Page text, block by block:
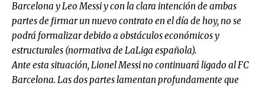
Barcelona y Leo Messi y con la clara intención de ambas
partes de firmar un nuevo contrato en el día de hoy, no se
podrá formalizar debido a obstáculos económicos y
estructurales (normativa de LaLiga española).
Ante esta situación, Lionel Messi no continuará ligado al FC
Barcelona. Las dos partes lamentan profundamente que